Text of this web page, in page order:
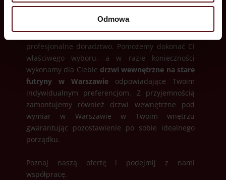
Odmowa
muszą posiadać obowiązkową wentylację.
Odwiedzając sklep Door Galant możesz liczyć na
profesjonalne doradztwo. Pomożemy dokonać Ci
właściwego wyboru, a w razie konieczności
wykonamy dla Ciebie drzwi wewnętrzne na stare
futryny w Warszawie odpowiadające Twoim
indywidualnym preferencjom. Z przyjemnością
zamontujemy również drzwi wewnętrzne pod
wymiar w Warszawie w Twoim wnętrzu
gwarantując pozostawienie po sobie idealnego
porządku.
Poznaj naszą ofertę i podejmij z nami
współpracę.